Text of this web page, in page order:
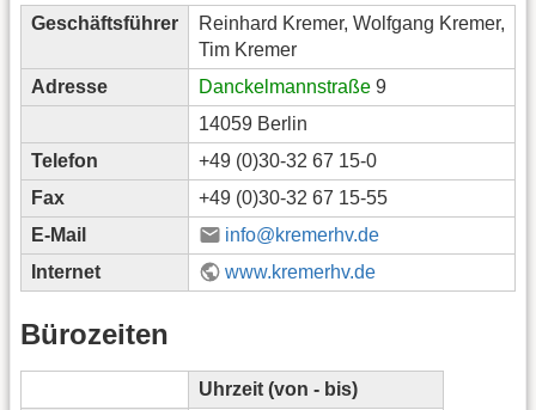
Geschäftsführer
Reinhard Kremer, Wolfgang Kremer,
Tim Kremer
Adresse
Danckelmannstraße 9
14059 Berlin
Telefon
+49 (0)30-32 67 15-0
Fax
+49 (0)30-32 67 15-55
E-Mail
info@kremerhv.de
Internet
www.kremerhv.de
Bürozeiten
Uhrzeit (von - bis)